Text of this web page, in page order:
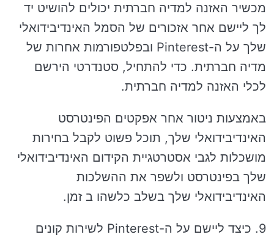
מכשיר האזנה למדיה חברתית יכולים להושיט יד
לך ליישם אחר אזכורים של הסמל האינדיבידואלי
שלך על ה-Pinterest ובפלטפורמות אחרות של
מדיה חברתית. כדי להתחיל, סטנדרטי הירשם
לכלי האזנה למדיה חברתית.
באמצעות ניטור אחר אפקטים הפינטרסט
האינדיבידואלי שלך, תוכל פשוט לקבל בחירות
מושכלות לגבי אסטרטגיית הקידום האינדיבידואלי
שלך בפינטרסט ולשפר את ההשלכות
האינדיבידואלי שלך בשלב כלשהו ב זמן.
9. כיצד ליישם על ה-Pinterest לשירות קונים